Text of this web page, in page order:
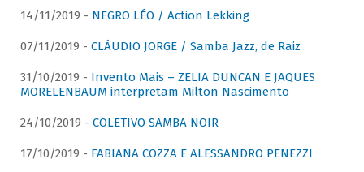
14/11/2019 - NEGRO LÉO / Action Lekking
07/11/2019 - CLÁUDIO JORGE / Samba Jazz, de Raiz
31/10/2019 - Invento Mais – ZELIA DUNCAN E JAQUES
MORELENBAUM interpretam Milton Nascimento
24/10/2019 - COLETIVO SAMBA NOIR
17/10/2019 - FABIANA COZZA E ALESSANDRO PENEZZI